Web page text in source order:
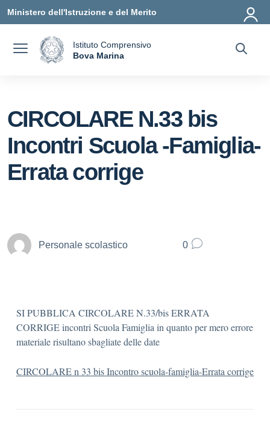
Ministero dell'Istruzione e del Merito
Istituto Comprensivo
Bova Marina
CIRCOLARE N.33 bis
Incontri Scuola -Famiglia-
Errata corrige
Personale scolastico 0
SI PUBBLICA CIRCOLARE N.33/bis ERRATA
CORRIGE incontri Scuola Famiglia in quanto per mero errore
materiale risultano sbagliate delle date
CIRCOLARE n 33 bis Incontro scuola-famiglia-Errata corrige